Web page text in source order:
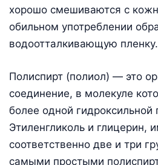
хорошо смешиваются с
обильном употреблении
водоотталкивающую пленку.
Полиспирт (полиол) — это
соединение, в молекуле
более одной
Этиленгликоль и глицерин,
соответственно две и три
самыми простыми